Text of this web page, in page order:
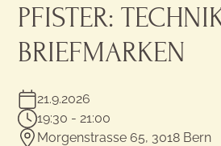
PFISTER:
BRIEFMARKEN
21.9.2026
19:30 - 21:00
Morgenstrasse 65, 3018 Bern